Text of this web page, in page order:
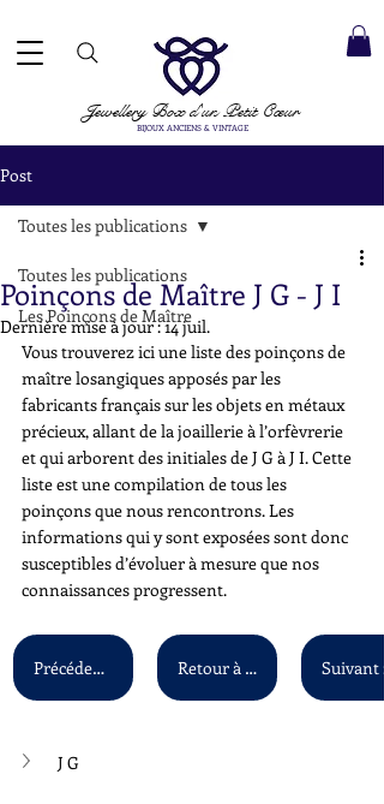
Jewellery Boxd'un Petit Cœur
BIJOUX ANCIENS & VINTAGE
Post
Toutes les publications
Les Poinçons de Maître
Toutes les publications
Poinçons de Maître J G - J I
Dernière mise à jour :14 juil.
Vous trouverez ici une liste des poinçons de
maître losangiques apposés par les
fabricants français sur les objets en métaux
précieux, allant de la joaillerie à l’orfèvrerie
et qui arborent des initiales de J G à J I. Cette
liste est une compilation de tous les
poinçons que nous rencontrons. Les
informations qui y sont exposées sont donc
susceptibles d’évoluer à mesure que nos
connaissances progressent.
Précédent : J E - J F Retour à la liste principale
J G